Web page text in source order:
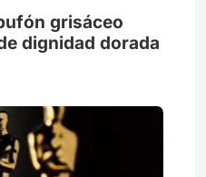
grisáceo
dignidad dorada